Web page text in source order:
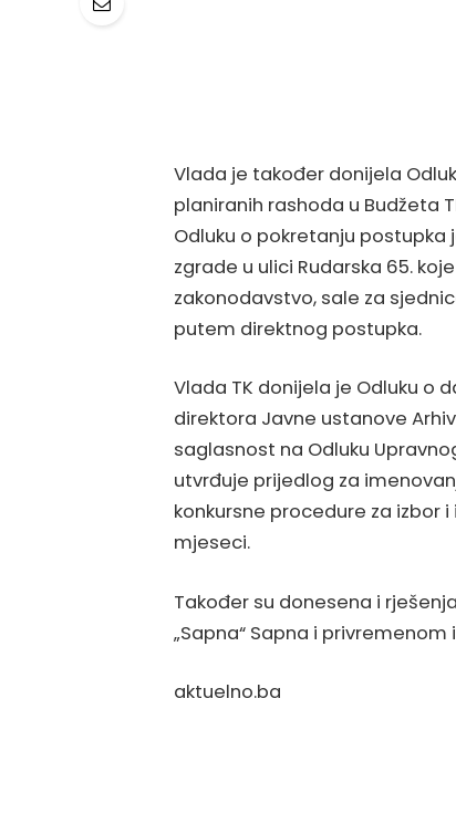
Vlada je također donijela
planiranih rashoda u Budžeta
Odluku o pokretanju
zgrade u ulici Rudarska 65.
zakonodavstvo, sale za
putem direktnog postupka.
Vlada TK donijela je Odluku o
direktora Javne ustanove
saglasnost na Odluku
utvrđuje prijedlog za
konkursne procedure za izbor
mjeseci.
Također su donesena i
„Sapna“ Sapna i
aktuelno.ba